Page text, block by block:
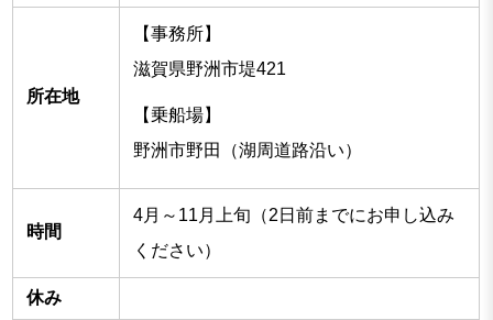
所在地
【事務所】
滋賀県野洲市堤421
【乗船場】
野洲市野田（湖周道路沿い）
時間
4月～11月上旬（2日前までにお申し込み
ください）
休み